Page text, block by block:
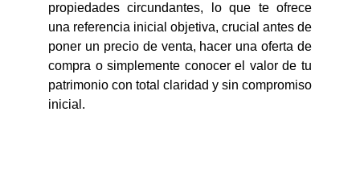
propiedades circundantes, lo que te ofrece
una referencia inicial objetiva, crucial antes de
poner un precio de venta, hacer una oferta de
compra o simplemente conocer el valor de tu
patrimonio con total claridad y sin compromiso
inicial.